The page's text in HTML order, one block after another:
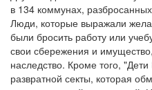
в 134 коммунах,
Люди, которые выражали
были бросить работу или
свои сбережения и
наследство. Кроме того,
развратной секты, которая